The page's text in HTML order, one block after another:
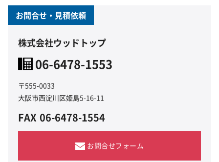
お問合せ・見積依頼
株式会社ウッドトップ
06-6478-1553
〒555-0033
大阪市西淀川区姫島5-16-11
FAX 06-6478-1554
お問合せフォーム